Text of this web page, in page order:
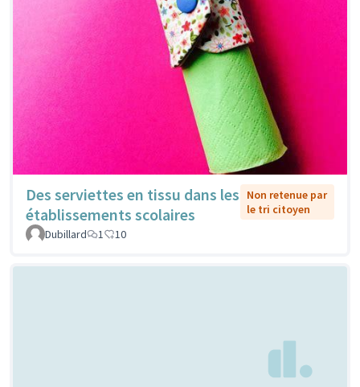
Des serviettes en tissu dans les
établissements scolaires
Non retenue par
le tri citoyen
Dubillard
1 10